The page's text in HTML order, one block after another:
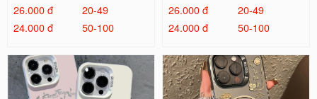
26.000 đ
20-49
24.000 đ
50-100
26.000 đ
20-49
24.000 đ
50-100